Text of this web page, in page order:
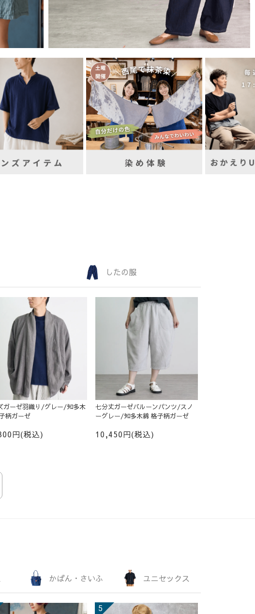
したの服
ガーゼ羽織り/グレー/知多木
柄ガーゼ
円(税込)
七分丈ガーゼバルーンパンツ/スノ
ーグレー/知多木綿 格子柄ガーゼ
10,450円(税込)
かばん・さいふ ユニセックス